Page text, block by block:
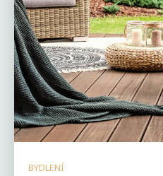
BYDLENÍ